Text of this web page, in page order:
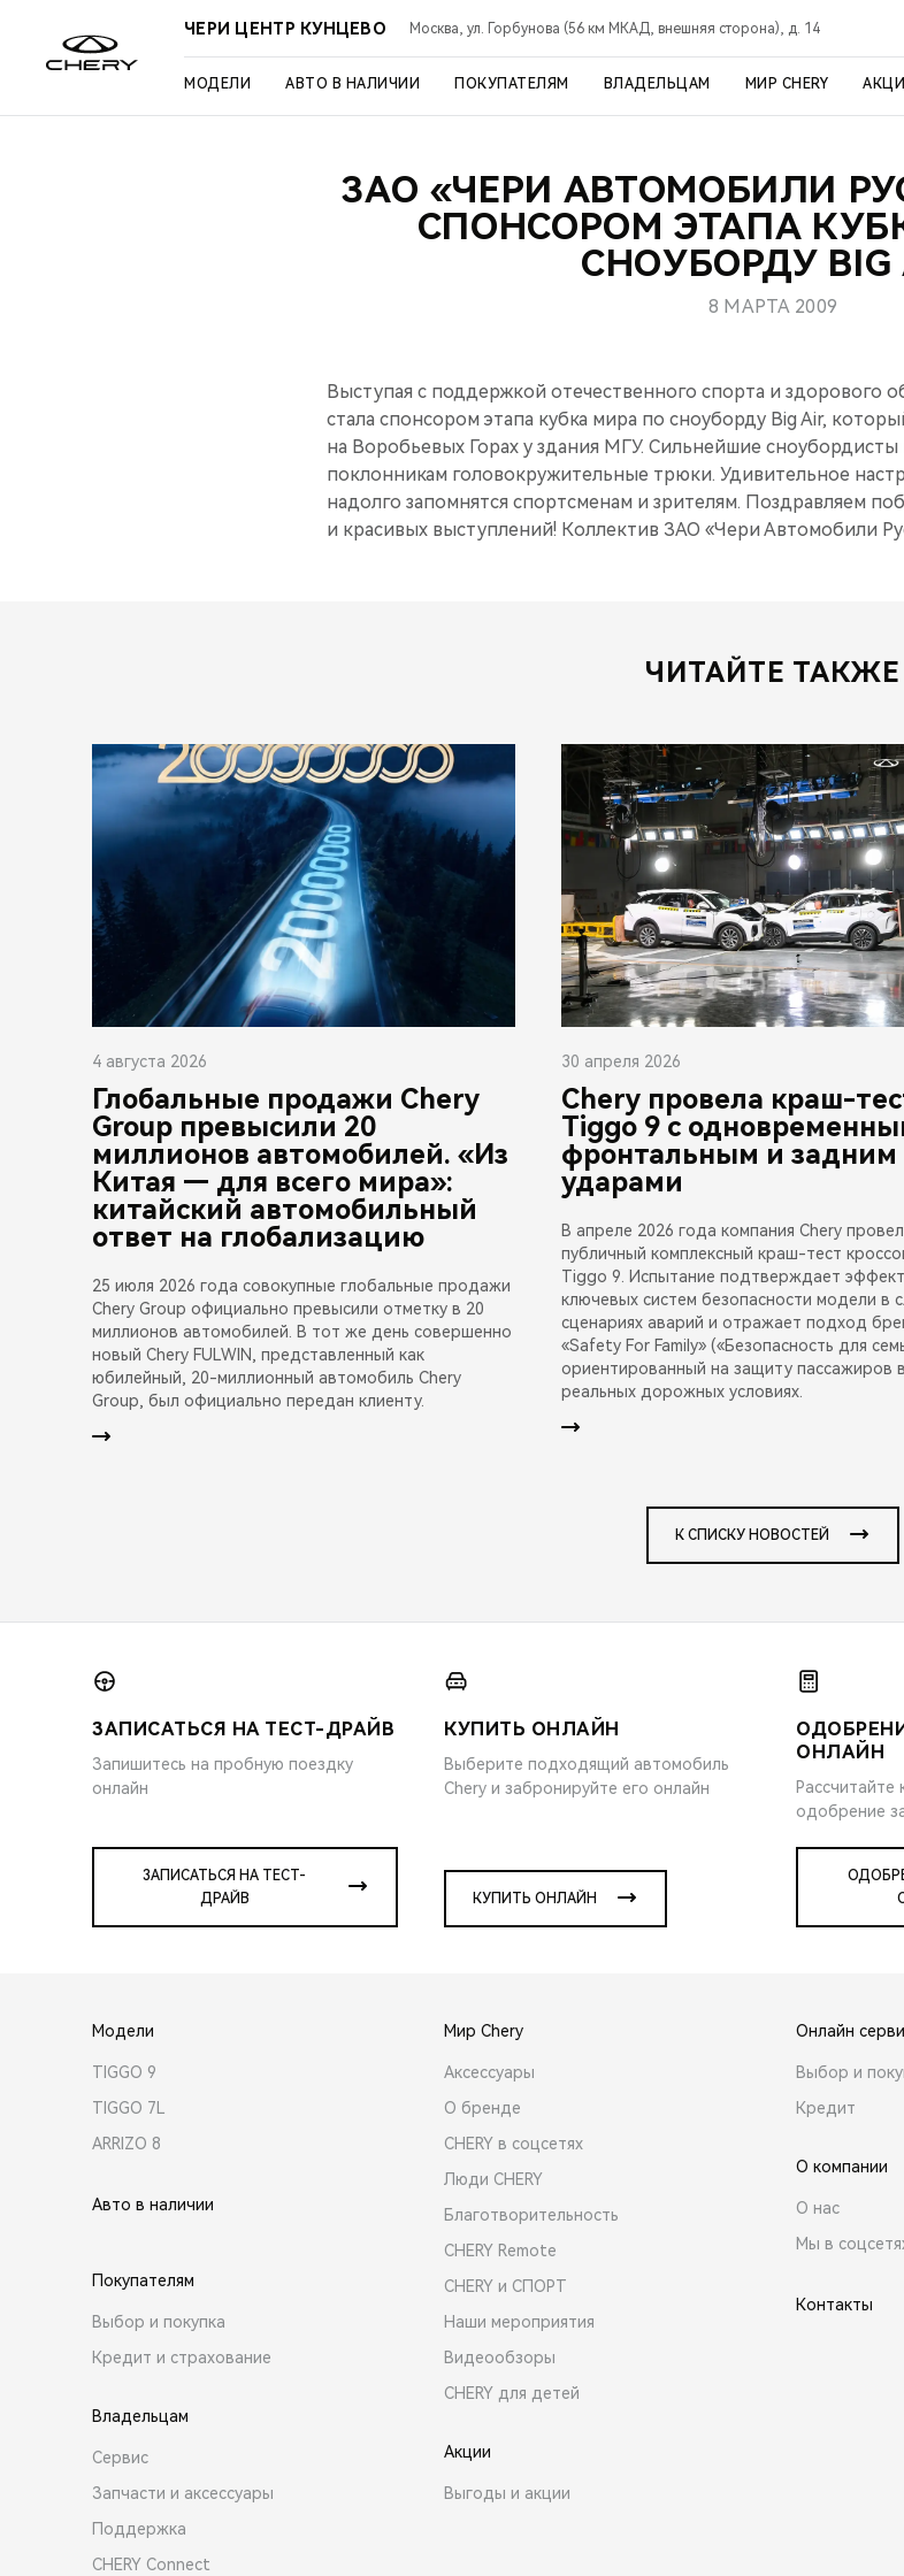
ЧЕРИ ЦЕНТР КУНЦЕВО Москва, ул. Горбунова (56 км МКАД, внешняя сторона), д. 14
МОДЕЛИ АВТО В НАЛИЧИИ ПОКУПАТЕЛЯМ ВЛАДЕЛЬЦАМ МИР CHERY
ЗАО «ЧЕРИ АВТОМОБИЛИ
СПОНСОРОМ ЭТАПА
СНОУБОРДУ BIG
8 МАРТА 2009
Выступая с поддержкой отечественного спорта и здорового
стала спонсором этапа кубка мира по сноуборду Big Air,
на Воробьевых Горах у здания МГУ. Сильнейшие
поклонникам головокружительные трюки. Удивительное
надолго запомнятся спортсменам и зрителям. Поздравляем
и красивых выступлений! Коллектив ЗАО «Чери Автомобили
ЧИТАЙТЕ ТАКЖЕ
4 августа 2026
Глобальные продажи Chery
Group превысили 20
миллионов автомобилей. «Из
Китая — для всего мира»:
китайский автомобильный
ответ на глобализацию
25 июля 2026 года совокупные глобальные продажи
Chery Group официально превысили отметку в 20
миллионов автомобилей. В тот же день совершенно
новый Chery FULWIN, представленный как
юбилейный, 20-миллионный автомобиль Chery
Group, был официально передан клиенту.
30 апреля 2026
Chery провела краш-
Tiggo 9 с
фронтальным и задним
ударами
В апреле 2026 года компания Chery
публичный комплексный краш-тест
Tiggo 9. Испытание подтверждает
ключевых систем безопасности модели в
сценариях аварий и отражает подход
«Safety For Family» («Безопасность для
ориентированный на защиту пассажиров в
реальных дорожных условиях.
К СПИСКУ НОВОСТЕЙ
ЗАПИСАТЬСЯ НА ТЕСТ-ДРАЙВ
Запишитесь на пробную поездку
онлайн
ЗАПИСАТЬСЯ НА ТЕСТ-
ДРАЙВ
КУПИТЬ ОНЛАЙН
Выберите подходящий автомобиль
Chery и забронируйте его онлайн
КУПИТЬ ОНЛАЙН
ОНЛАЙН
Рассчитайте
одобрение
Модели
TIGGO 9
TIGGO 7L
ARRIZO 8
Авто в наличии
Покупателям
Выбор и покупка
Кредит и страхование
Владельцам
Сервис
Запчасти и аксессуары
Поддержка
CHERY Connect
Мир Chery
Аксессуары
О бренде
CHERY в соцсетях
Люди CHERY
Благотворительность
CHERY Remote
CHERY и СПОРТ
Наши мероприятия
Видеообзоры
CHERY для детей
Акции
Выгоды и акции
Онлайн
Выбор и
Кредит
О компании
О нас
Мы в
Контакты